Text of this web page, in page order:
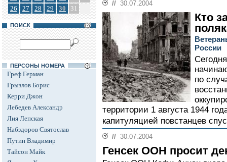
26
27 28 29 30 31
ПОИСК
ПЕРСОНЫ НОМЕРА
Греф Герман
Грызлов Борис
Керри Джон
Лебедев Александр
Лия Лепская
Набздоров Святослав
Путин Владимир
Тайсон Майк
// 30.07.2004
Кто
России
по
территории 1 августа 1944
капитуляцией повстанцев
// 30.07.2004
Генсек ООН просит